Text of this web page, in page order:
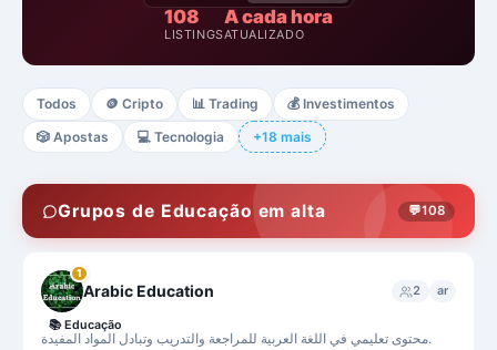
108
LISTINGS
A cada hora
ATUALIZADO
Todos 🪙 Cripto 📊 Trading 💰 Investimentos
🎲 Apostas 💻 Tecnologia +18 mais
Grupos de Educação em alta 💬108
1
Arabic Education 2 ar
محتوى تعليمي في اللغة العربية للمراجعة والتدريب وتبادل المواد المفيدة.
📚 Educação